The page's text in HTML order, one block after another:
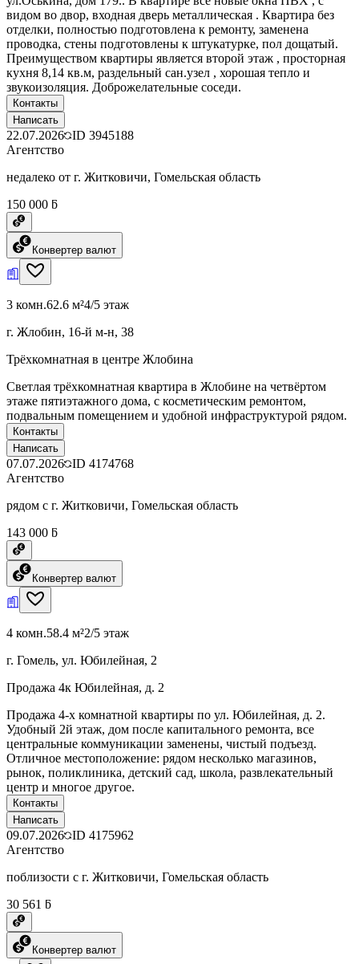
видом во двор, входная дверь металлическая . Квартира без
отделки, полностью подготовлена к ремонту, заменена
проводка, стены подготовлены к штукатурке, пол дощатый.
Преимуществом квартиры является второй этаж , просторная
кухня 8,14 кв.м, раздельный сан.узел , хорошая тепло и
звукоизоляция. Доброжелательные соседи.
Контакты
Написать
22.07.2026 ID 3945188
Агентство
недалеко от г. Житковичи, Гомельская область
150 000 ƃ
Конвертер валют
3 комн.62.6 м²4/5 этаж
г. Жлобин, 16-й м-н, 38
Трёхкомнатная в центре Жлобина
Светлая трёхкомнатная квартира в Жлобине на четвёртом
этаже пятиэтажного дома, с косметическим ремонтом,
подвальным помещением и удобной инфраструктурой рядом.
Контакты
Написать
07.07.2026 ID 4174768
Агентство
рядом с г. Житковичи, Гомельская область
143 000 ƃ
Конвертер валют
4 комн.58.4 м²2/5 этаж
г. Гомель, ул. Юбилейная, 2
Продажа 4к Юбилейная, д. 2
Продажа 4-х комнатной квартиры по ул. Юбилейная, д. 2.
Удобный 2й этаж, дом после капитального ремонта, все
центральные коммуникации заменены, чистый подъезд.
Отличное местоположение: рядом несколько магазинов,
рынок, поликлиника, детский сад, школа, развлекательный
центр и многое другое.
Контакты
Написать
09.07.2026 ID 4175962
Агентство
поблизости с г. Житковичи, Гомельская область
30 561 ƃ
Конвертер валют